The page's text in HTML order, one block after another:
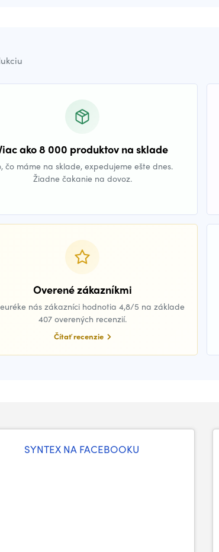
ako 8 000 produktov na sklade
čo máme na sklade, expedujeme ešte dnes.
Žiadne čakanie na dovoz.
Overené zákazníkmi
nás zákazníci hodnotia 4,8/5 na základe
407 overených recenzií.
Čítať recenzie
SYNTEX NA FACEBOOKU